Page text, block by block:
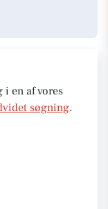
i en af vores
søgning.